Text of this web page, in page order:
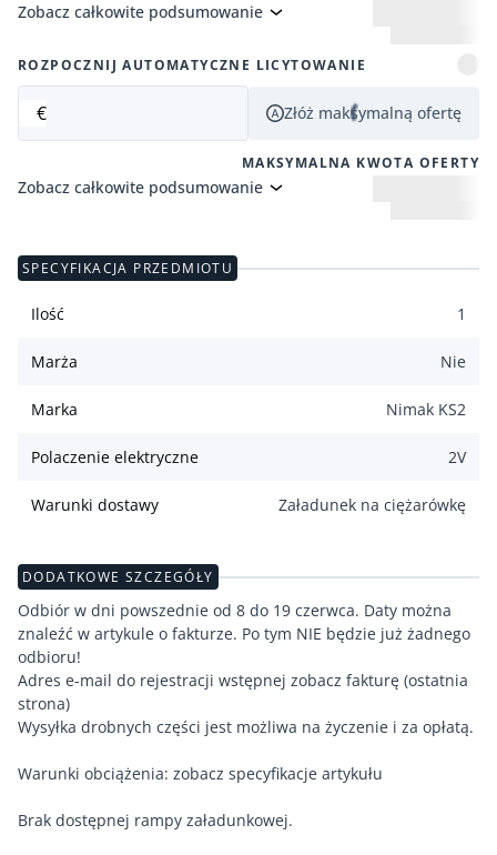
Zobacz całkowite podsumowanie
ROZPOCZNIJ AUTOMATYCZNE LICYTOWANIE
€ Złóż maksymalną ofertę
MAKSYMALNA KWOTA OFERTY
Zobacz całkowite podsumowanie
SPECYFIKACJA PRZEDMIOTU
Ilość 1
Marża Nie
Marka Nimak KS2
Polaczenie elektryczne 2V
Warunki dostawy Załadunek na ciężarówkę
DODATKOWE SZCZEGÓŁY
Odbiór w dni powszednie od 8 do 19 czerwca. Daty można
znaleźć w artykule o fakturze. Po tym NIE będzie już żadnego
odbioru!
Adres e-mail do rejestracji wstępnej zobacz fakturę (ostatnia
strona)
Wysyłka drobnych części jest możliwa na życzenie i za opłatą.
Warunki obciążenia: zobacz specyfikacje artykułu
Brak dostępnej rampy załadunkowej.